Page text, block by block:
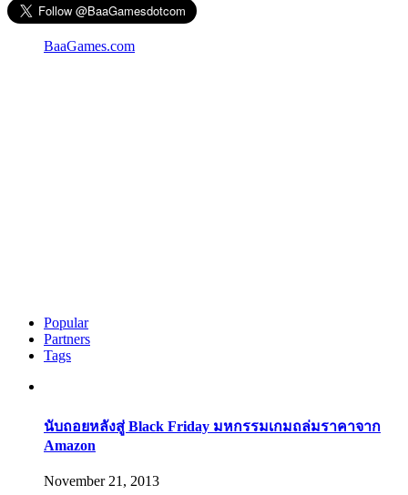
BaaGames.com
Popular
Partners
Tags
นับถอยหลังสู่ Black Friday มหกรรมเกมถล่มราคาจาก
Amazon
November 21, 2013